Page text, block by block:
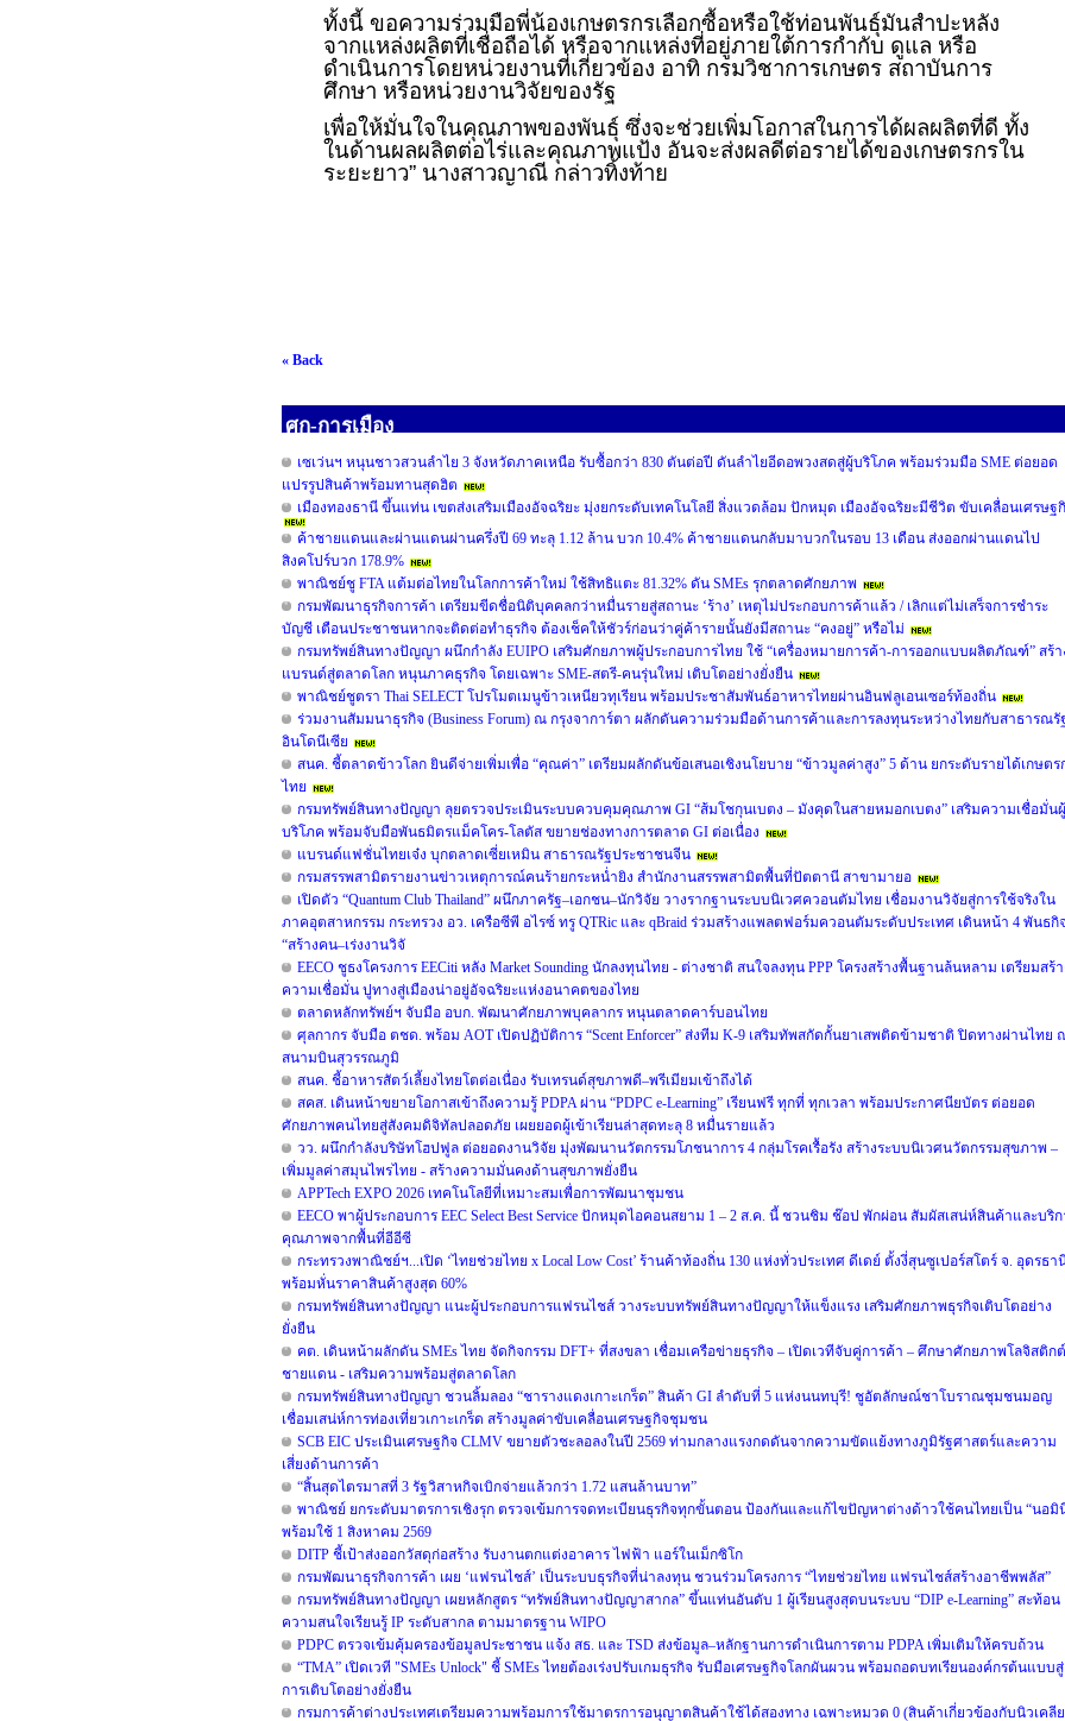
ทั้งนี้ ขอความร่วมมือพี่น้องเกษตรกรเลือกซื้อหรือใช้ท่อนพันธุ์มันสำปะหลัง
จากแหล่งผลิตที่เชื่อถือได้ หรือจากแหล่งที่อยู่ภายใต้การกำกับ ดูแล หรือ
ดำเนินการโดยหน่วยงานที่เกี่ยวข้อง อาทิ กรมวิชาการเกษตร สถาบันการ
ศึกษา หรือหน่วยงานวิจัยของรัฐ
เพื่อให้มั่นใจในคุณภาพของพันธุ์ ซึ่งจะช่วยเพิ่มโอกาสในการได้ผลผลิตที่ดี ทั้ง
ในด้านผลผลิตต่อไร่และคุณภาพแป้ง อันจะส่งผลดีต่อรายได้ของเกษตรกรใน
ระยะยาว” นางสาวญาณี กล่าวทิ้งท้าย
« Back
ศก-การเมือง
เซเว่นฯ หนุนชาวสวนลำไย 3 จังหวัดภาคเหนือ รับซื้อกว่า 830 ตันต่อปี ดันลำไยอีดอพวงสดสู่ผู้บริโภค พร้อมร่วมมือ SME ต่อยอด
แปรรูปสินค้าพร้อมทานสุดฮิต
เมืองทองธานี ขึ้นแท่น เขตส่งเสริมเมืองอัจฉริยะ มุ่งยกระดับเทคโนโลยี สิ่งแวดล้อม ปักหมุด เมืองอัจฉริยะมีชีวิต ขับเคลื่อนเศรษฐ
ค้าชายแดนและผ่านแดนผ่านครึ่งปี 69 ทะลุ 1.12 ล้าน บวก 10.4% ค้าชายแดนกลับมาบวกในรอบ 13 เดือน ส่งออกผ่านแดนไป
สิงคโปร์บวก 178.9%
พาณิชย์ชู FTA แต้มต่อไทยในโลกการค้าใหม่ ใช้สิทธิแตะ 81.32% ดัน SMEs รุกตลาดศักยภาพ
กรมพัฒนาธุรกิจการค้า เตรียมขีดชื่อนิติบุคคลกว่าหมื่นรายสู่สถานะ ‘ร้าง’ เหตุไม่ประกอบการค้าแล้ว / เลิกแต่ไม่เสร็จการชำระ
บัญชี เตือนประชาชนหากจะติดต่อทำธุรกิจ ต้องเช็คให้ชัวร์ก่อนว่าคู่ค้ารายนั้นยังมีสถานะ “คงอยู่” หรือไม่
กรมทรัพย์สินทางปัญญา ผนึกกำลัง EUIPO เสริมศักยภาพผู้ประกอบการไทย ใช้ “เครื่องหมายการค้า-การออกแบบผลิตภัณฑ์” สร้า
แบรนด์สู่ตลาดโลก หนุนภาคธุรกิจ โดยเฉพาะ SME-สตรี-คนรุ่นใหม่ เติบโตอย่างยั่งยืน
พาณิชย์ชูตรา Thai SELECT โปรโมตเมนูข้าวเหนียวทุเรียน พร้อมประชาสัมพันธ์อาหารไทยผ่านอินฟลูเอนเซอร์ท้องถิ่น
ร่วมงานสัมมนาธุรกิจ (Business Forum) ณ กรุงจาการ์ตา ผลักดันความร่วมมือด้านการค้าและการลงทุนระหว่างไทยกับสาธารณรั
อินโดนีเซีย
สนค. ชี้ตลาดข้าวโลก ยินดีจ่ายเพิ่มเพื่อ “คุณค่า” เตรียมผลักดันข้อเสนอเชิงนโยบาย “ข้าวมูลค่าสูง” 5 ด้าน ยกระดับรายได้เกษตร
ไทย
กรมทรัพย์สินทางปัญญา ลุยตรวจประเมินระบบควบคุมคุณภาพ GI “ส้มโชกุนเบตง – มังคุดในสายหมอกเบตง” เสริมความเชื่อมั่นผู้
บริโภค พร้อมจับมือพันธมิตรแม็คโคร-โลตัส ขยายช่องทางการตลาด GI ต่อเนื่อง
แบรนด์แฟชั่นไทยเจ๋ง บุกตลาดเซี่ยเหมิน สาธารณรัฐประชาชนจีน
กรมสรรพสามิตรายงานข่าวเหตุการณ์คนร้ายกระหน่ำยิง สำนักงานสรรพสามิตพื้นที่ปัตตานี สาขามายอ
เปิดตัว “Quantum Club Thailand” ผนึกภาครัฐ–เอกชน–นักวิจัย วางรากฐานระบบนิเวศควอนตัมไทย เชื่อมงานวิจัยสู่การใช้จริงใน
ภาคอุตสาหกรรม กระทรวง อว. เครือซีพี อไรซ์ ทรู QTRic และ qBraid ร่วมสร้างแพลตฟอร์มควอนตัมระดับประเทศ เดินหน้า 4 พันธกิ
“สร้างคน–เร่งงานวิจั
EECO ชูธงโครงการ EECiti หลัง Market Sounding นักลงทุนไทย - ต่างชาติ สนใจลงทุน PPP โครงสร้างพื้นฐานล้นหลาม เตรียมสร้
ความเชื่อมั่น ปูทางสู่เมืองน่าอยู่อัจฉริยะแห่งอนาคตของไทย
ตลาดหลักทรัพย์ฯ จับมือ อบก. พัฒนาศักยภาพบุคลากร หนุนตลาดคาร์บอนไทย
ศุลกากร จับมือ ตชด. พร้อม AOT เปิดปฏิบัติการ “Scent Enforcer” ส่งทีม K-9 เสริมทัพสกัดกั้นยาเสพติดข้ามชาติ ปิดทางผ่านไทย
สนามบินสุวรรณภูมิ
สนค. ชี้อาหารสัตว์เลี้ยงไทยโตต่อเนื่อง รับเทรนด์สุขภาพดี–พรีเมียมเข้าถึงได้
สคส. เดินหน้าขยายโอกาสเข้าถึงความรู้ PDPA ผ่าน “PDPC e-Learning” เรียนฟรี ทุกที่ ทุกเวลา พร้อมประกาศนียบัตร ต่อยอด
ศักยภาพคนไทยสู่สังคมดิจิทัลปลอดภัย เผยยอดผู้เข้าเรียนล่าสุดทะลุ 8 หมื่นรายแล้ว
วว. ผนึกกำลังบริษัทโฮปฟูล ต่อยอดงานวิจัย มุ่งพัฒนานวัตกรรมโภชนาการ 4 กลุ่มโรคเรื้อรัง สร้างระบบนิเวศนวัตกรรมสุขภาพ –
เพิ่มมูลค่าสมุนไพรไทย - สร้างความมั่นคงด้านสุขภาพยั่งยืน
APPTech EXPO 2026 เทคโนโลยีที่เหมาะสมเพื่อการพัฒนาชุมชน
EECO พาผู้ประกอบการ EEC Select Best Service ปักหมุดไอคอนสยาม 1 – 2 ส.ค. นี้ ชวนชิม ช๊อป พักผ่อน สัมผัสเสน่ห์สินค้าและบริก
คุณภาพจากพื้นที่อีอีซี
กระทรวงพาณิชย์ฯ...เปิด ‘ไทยช่วยไทย x Local Low Cost’ ร้านค้าท้องถิ่น 130 แห่งทั่วประเทศ ดีเดย์ ตั้งงี่สุนซูเปอร์สโตร์ จ. อุดรธา
พร้อมหั่นราคาสินค้าสูงสุด 60%
กรมทรัพย์สินทางปัญญา แนะผู้ประกอบการแฟรนไชส์ วางระบบทรัพย์สินทางปัญญาให้แข็งแรง เสริมศักยภาพธุรกิจเติบโตอย่าง
ยั่งยืน
คต. เดินหน้าผลักดัน SMEs ไทย จัดกิจกรรม DFT+ ที่สงขลา เชื่อมเครือข่ายธุรกิจ – เปิดเวทีจับคู่การค้า – ศึกษาศักยภาพโลจิสติกต์
ชายแดน - เสริมความพร้อมสู่ตลาดโลก
กรมทรัพย์สินทางปัญญา ชวนลิ้มลอง “ชารางแดงเกาะเกร็ด” สินค้า GI ลำดับที่ 5 แห่งนนทบุรี! ชูอัตลักษณ์ชาโบราณชุมชนมอญ
เชื่อมเสน่ห์การท่องเที่ยวเกาะเกร็ด สร้างมูลค่าขับเคลื่อนเศรษฐกิจชุมชน
SCB EIC ประเมินเศรษฐกิจ CLMV ขยายตัวชะลอลงในปี 2569 ท่ามกลางแรงกดดันจากความขัดแย้งทางภูมิรัฐศาสตร์และความ
เสี่ยงด้านการค้า
“สิ้นสุดไตรมาสที่ 3 รัฐวิสาหกิจเบิกจ่ายแล้วกว่า 1.72 แสนล้านบาท”
พาณิชย์ ยกระดับมาตรการเชิงรุก ตรวจเข้มการจดทะเบียนธุรกิจทุกขั้นตอน ป้องกันและแก้ไขปัญหาต่างด้าวใช้คนไทยเป็น “นอมิ
พร้อมใช้ 1 สิงหาคม 2569
DITP ชี้เป้าส่งออกวัสดุก่อสร้าง รับงานตกแต่งอาคาร ไฟฟ้า แอร์ในเม็กซิโก
กรมพัฒนาธุรกิจการค้า เผย ‘แฟรนไชส์’ เป็นระบบธุรกิจที่น่าลงทุน ชวนร่วมโครงการ “ไทยช่วยไทย แฟรนไชส์สร้างอาชีพพลัส”
กรมทรัพย์สินทางปัญญา เผยหลักสูตร “ทรัพย์สินทางปัญญาสากล” ขึ้นแท่นอันดับ 1 ผู้เรียนสูงสุดบนระบบ “DIP e-Learning” สะท้อน
ความสนใจเรียนรู้ IP ระดับสากล ตามมาตรฐาน WIPO
PDPC ตรวจเข้มคุ้มครองข้อมูลประชาชน แจ้ง สธ. และ TSD ส่งข้อมูล–หลักฐานการดำเนินการตาม PDPA เพิ่มเติมให้ครบถ้วน
“TMA” เปิดเวที "SMEs Unlock" ชี้ SMEs ไทยต้องเร่งปรับเกมธุรกิจ รับมือเศรษฐกิจโลกผันผวน พร้อมถอดบทเรียนองค์กรต้นแบบสู่
การเติบโตอย่างยั่งยืน
กรมการค้าต่างประเทศเตรียมความพร้อมการใช้มาตรการอนุญาตสินค้าใช้ได้สองทาง เฉพาะหมวด 0 (สินค้าเกี่ยวข้องกับนิวเคลี